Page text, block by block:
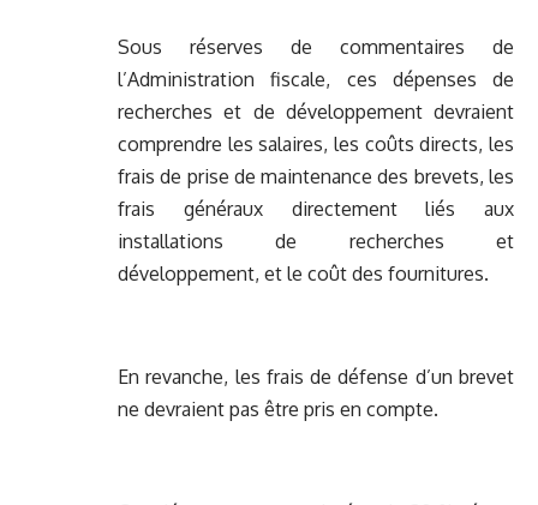
Sous réserves de commentaires de
l’Administration fiscale, ces dépenses de
recherches et de développement devraient
comprendre les salaires, les coûts directs, les
frais de prise de maintenance des brevets, les
frais généraux directement liés aux
installations de recherches et
développement, et le coût des fournitures.
En revanche, les frais de défense d’un brevet
ne devraient pas être pris en compte.